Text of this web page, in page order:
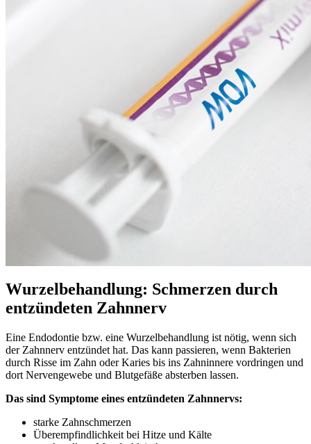
Wurzelbehandlung: Schmerzen durch
entzündeten Zahnnerv
Eine Endodontie bzw. eine Wurzelbehandlung ist nötig, wenn sich
der Zahnnerv entzündet hat. Das kann passieren, wenn Bakterien
durch Risse im Zahn oder Karies bis ins Zahninnere vordringen und
dort Nervengewebe und Blutgefäße absterben lassen.
Das sind Symptome eines entzündeten Zahnnervs:
starke Zahnschmerzen
Überempfindlichkeit bei Hitze und Kälte